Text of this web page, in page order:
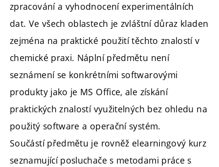
zpracování a vyhodnocení experimentálních
dat. Ve všech oblastech je zvláštní důraz kladen
zejména na praktické použití těchto znalostí v
chemické praxi. Náplní předmětu není
seznámení se konkrétními softwarovými
produkty jako je MS Office, ale získání
praktických znalostí využitelných bez ohledu na
použitý software a operační systém.
Součástí předmětu je rovněž elearningový kurz
seznamující posluchače s metodami práce s